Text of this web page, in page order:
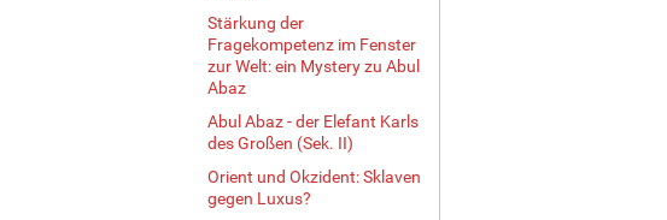
Stärkung der
Fragekompetenz im Fenster
zur Welt: ein Mystery zu Abul
Abaz
Abul Abaz - der Elefant Karls
des Großen (Sek. II)
Orient und Okzident: Sklaven
gegen Luxus?